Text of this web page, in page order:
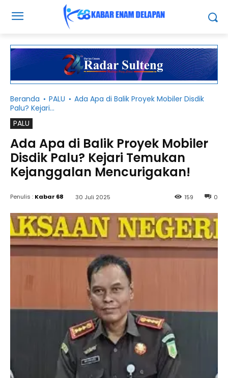
Beranda PALU
Ada Apa di Balik Proyek Mobiler Disdik
Palu? Kejari...
PALU
Ada Apa di Balik Proyek Mobiler
Disdik Palu? Kejari Temukan
Kejanggalan Mencurigakan!
Penulis : Kabar 68 30 Juli 2025 0
159